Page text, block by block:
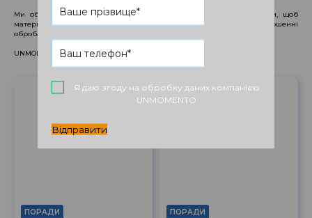
Ми обов'язково просочуємо шкіряну куртку спеціальним засобом, щоб
матеріал не втрачав свою еластичність, м'якість і блиск, а в завершенні
обробляємо водовідштовхувальним препаратом.
UNMOMENTO - з турботою про вас і ваші речі!
ПОРАДИ ПОРАДИ
Я даю згоду на обробку даних компанією
UNMOMENTO
Відправити